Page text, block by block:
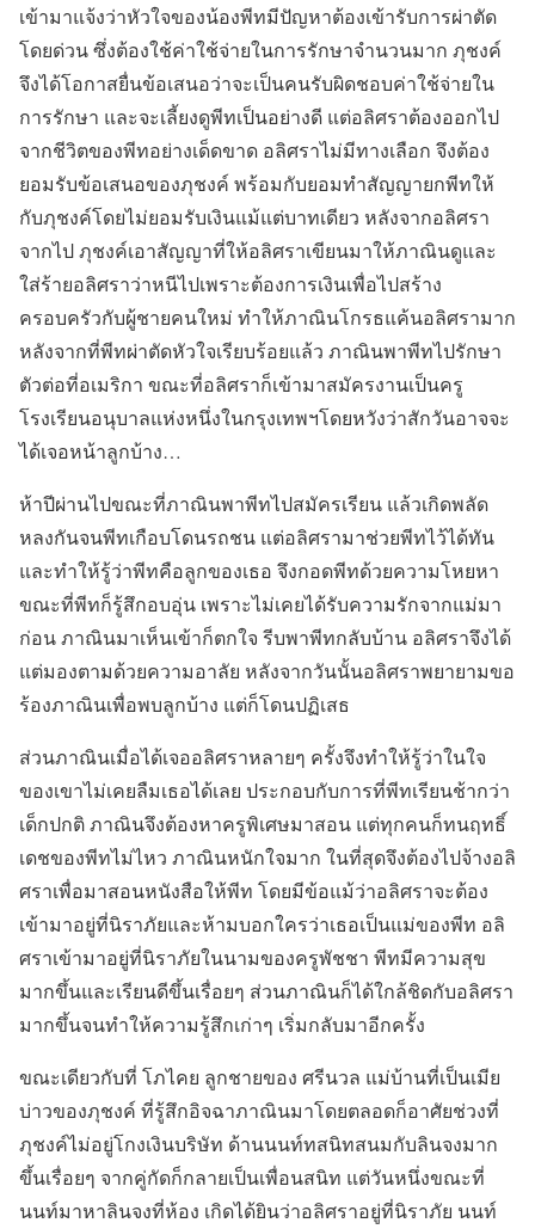
เข้ามาแจ้งว่าหัวใจของน้องพีทมีปัญหาต้องเข้ารับการผ่าตัด
โดยด่วน ซึ่งต้องใช้ค่าใช้จ่ายในการรักษาจำนวนมาก ภุชงค์
จึงได้โอกาสยื่นข้อเสนอว่าจะเป็นคนรับผิดชอบค่าใช้จ่ายใน
การรักษา และจะเลี้ยงดูพีทเป็นอย่างดี แต่อลิศราต้องออกไป
จากชีวิตของพีทอย่างเด็ดขาด อลิศราไม่มีทางเลือก จึงต้อง
ยอมรับข้อเสนอของภุชงค์ พร้อมกับยอมทำสัญญายกพีทให้
กับภุชงค์โดยไม่ยอมรับเงินแม้แต่บาทเดียว หลังจากอลิศรา
จากไป ภุชงค์เอาสัญญาที่ให้อลิศราเขียนมาให้ภาณินดูและ
ใส่ร้ายอลิศราว่าหนีไปเพราะต้องการเงินเพื่อไปสร้าง
ครอบครัวกับผู้ชายคนใหม่ ทำให้ภาณินโกรธแค้นอลิศรามาก
หลังจากที่พีทผ่าตัดหัวใจเรียบร้อยแล้ว ภาณินพาพีทไปรักษา
ตัวต่อที่อเมริกา ขณะที่อลิศราก็เข้ามาสมัครงานเป็นครู
โรงเรียนอนุบาลแห่งหนึ่งในกรุงเทพฯโดยหวังว่าสักวันอาจจะ
ได้เจอหน้าลูกบ้าง…
ห้าปีผ่านไปขณะที่ภาณินพาพีทไปสมัครเรียน แล้วเกิดพลัด
หลงกันจนพีทเกือบโดนรถชน แต่อลิศรามาช่วยพีทไว้ได้ทัน
และทำให้รู้ว่าพีทคือลูกของเธอ จึงกอดพีทด้วยความโหยหา
ขณะที่พีทก็รู้สึกอบอุ่น เพราะไม่เคยได้รับความรักจากแม่มา
ก่อน ภาณินมาเห็นเข้าก็ตกใจ รีบพาพีทกลับบ้าน อลิศราจึงได้
แต่มองตามด้วยความอาลัย หลังจากวันนั้นอลิศราพยายามขอ
ร้องภาณินเพื่อพบลูกบ้าง แต่ก็โดนปฏิเสธ
ส่วนภาณินเมื่อได้เจออลิศราหลายๆ ครั้งจึงทำให้รู้ว่าในใจ
ของเขาไม่เคยลืมเธอได้เลย ประกอบกับการที่พีทเรียนช้ากว่า
เด็กปกติ ภาณินจึงต้องหาครูพิเศษมาสอน แต่ทุกคนก็ทนฤทธิ์
เดชของพีทไม่ไหว ภาณินหนักใจมาก ในที่สุดจึงต้องไปจ้างอลิ
ศราเพื่อมาสอนหนังสือให้พีท โดยมีข้อแม้ว่าอลิศราจะต้อง
เข้ามาอยู่ที่นิราภัยและห้ามบอกใครว่าเธอเป็นแม่ของพีท อลิ
ศราเข้ามาอยู่ที่นิราภัยในนามของครูพัชชา พีทมีความสุข
มากขึ้นและเรียนดีขึ้นเรื่อยๆ ส่วนภาณินก็ได้ใกล้ชิดกับอลิศรา
มากขึ้นจนทำให้ความรู้สึกเก่าๆ เริ่มกลับมาอีกครั้ง
ขณะเดียวกับที่ โภไคย ลูกชายของ ศรีนวล แม่บ้านที่เป็นเมีย
บ่าวของภุชงค์ ที่รู้สึกอิจฉาภาณินมาโดยตลอดก็อาศัยช่วงที่
ภุชงค์ไม่อยู่โกงเงินบริษัท ด้านนนท์ทสนิทสนมกับลินจงมาก
ขึ้นเรื่อยๆ จากคู่กัดก็กลายเป็นเพื่อนสนิท แต่วันหนึ่งขณะที่
นนท์มาหาลินจงที่ห้อง เกิดได้ยินว่าอลิศราอยู่ที่นิราภัย นนท์